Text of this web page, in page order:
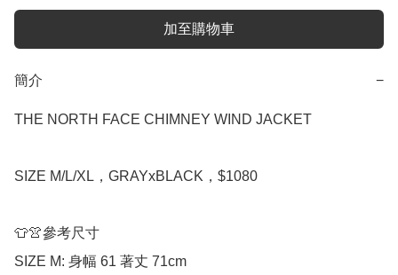
加至購物車
簡介 −
THE NORTH FACE CHIMNEY WIND JACKET
SIZE M/L/XL，GRAYxBLACK，$1080
👕👚參考尺寸
SIZE M: 身幅 61 著丈 71cm